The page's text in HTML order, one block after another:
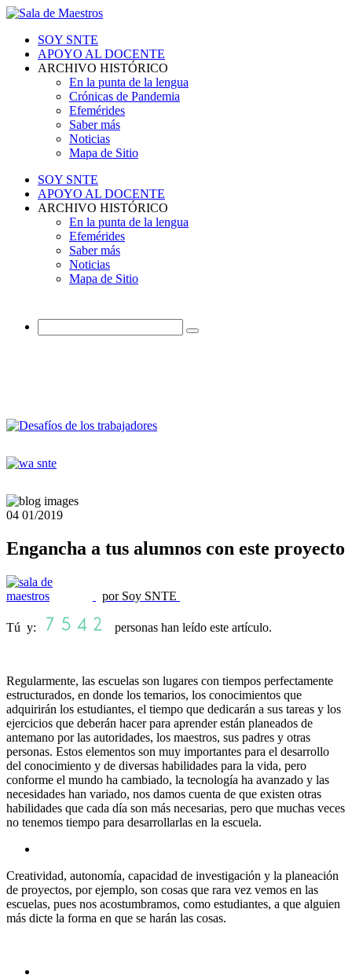
SOY SNTE
APOYO AL DOCENTE
ARCHIVO HISTÓRICO
En la punta de la lengua
Crónicas de Pandemia
Efemérides
Saber más
Noticias
Mapa de Sitio
SOY SNTE
APOYO AL DOCENTE
ARCHIVO HISTÓRICO
En la punta de la lengua
Efemérides
Saber más
Noticias
Mapa de Sitio
04 01/2019
Engancha a tus alumnos con este proyecto
por Soy SNTE
Tú y: personas han leído este artículo.
Regularmente, las escuelas son lugares con tiempos perfectamente
estructurados, en donde los temarios, los conocimientos que
adquirirán los estudiantes, el tiempo que dedicarán a sus tareas y los
ejercicios que deberán hacer para aprender están planeados de
antemano por las autoridades, los maestros, sus padres y otras
personas. Estos elementos son muy importantes para el desarrollo
del conocimiento y de diversas habilidades para la vida, pero
conforme el mundo ha cambiado, la tecnología ha avanzado y las
necesidades han variado, nos damos cuenta de que existen otras
habilidades que cada día son más necesarias, pero que muchas veces
no tenemos tiempo para desarrollarlas en la escuela.
Creatividad, autonomía, capacidad de investigación y la planeación
de proyectos, por ejemplo, son cosas que rara vez vemos en las
escuelas, pues nos acostumbramos, como estudiantes, a que alguien
más dicte la forma en que se harán las cosas.